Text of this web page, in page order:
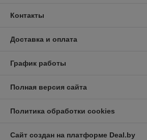
Контакты
Доставка и оплата
График работы
Полная версия сайта
Политика обработки cookies
Сайт создан на платформе Deal.by